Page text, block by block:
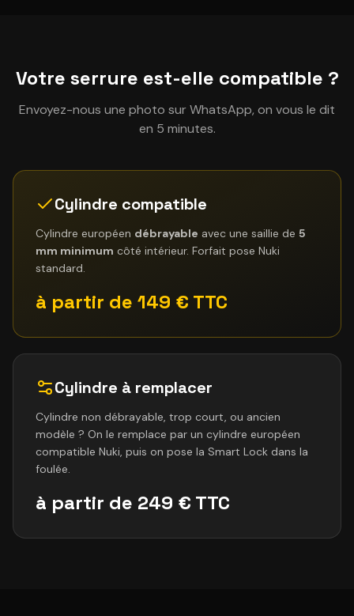
Votre serrure est-elle compatible ?
Envoyez-nous une photo sur WhatsApp, on vous le dit
en 5 minutes.
Cylindre compatible
Cylindre européen débrayable avec une saillie de 5
mm minimum côté intérieur. Forfait pose Nuki
standard.
à partir de 149 € TTC
Cylindre à remplacer
Cylindre non débrayable, trop court, ou ancien
modèle ? On le remplace par un cylindre européen
compatible Nuki, puis on pose la Smart Lock dans la
foulée.
à partir de 249 € TTC